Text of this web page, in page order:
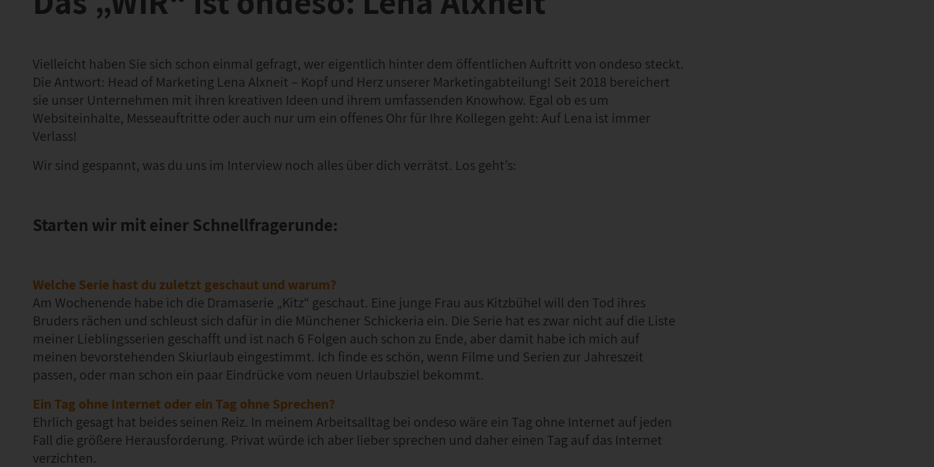
Vielleicht haben Sie sich schon einmal gefragt, wer eigentlich hinter dem öffentlichen Auftritt von ondeso steckt.
Die Antwort: Head of Marketing Lena Alxneit – Kopf und Herz unserer Marketingabteilung! Seit 2018 bereichert
sie unser Unternehmen mit ihren kreativen Ideen und ihrem umfassenden Knowhow. Egal ob es um
Websiteinhalte, Messeauftritte oder auch nur um ein offenes Ohr für Ihre Kollegen geht: Auf Lena ist immer
Verlass!
Wir sind gespannt, was du uns im Interview noch alles über dich verrätst. Los geht’s:
Starten wir mit einer Schnellfragerunde:
Welche Serie hast du zuletzt geschaut und warum?
Am Wochenende habe ich die Dramaserie „Kitz“ geschaut. Eine junge Frau aus Kitzbühel will den Tod ihres
Bruders rächen und schleust sich dafür in die Münchener Schickeria ein. Die Serie hat es zwar nicht auf die Liste
meiner Lieblingsserien geschafft und ist nach 6 Folgen auch schon zu Ende, aber damit habe ich mich auf
meinen bevorstehenden Skiurlaub eingestimmt. Ich finde es schön, wenn Filme und Serien zur Jahreszeit
passen, oder man schon ein paar Eindrücke vom neuen Urlaubsziel bekommt.
Ein Tag ohne Internet oder ein Tag ohne Sprechen?
Ehrlich gesagt hat beides seinen Reiz. In meinem Arbeitsalltag bei ondeso wäre ein Tag ohne Internet auf jeden
Fall die größere Herausforderung. Privat würde ich aber lieber sprechen und daher einen Tag auf das Internet
verzichten.